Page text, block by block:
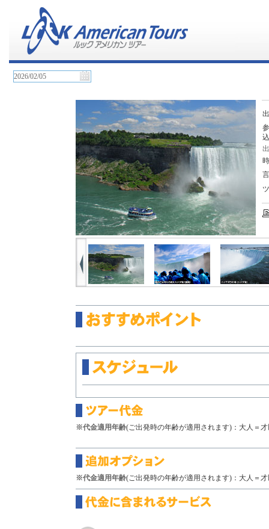
※代金適用年齢(ご出発時の年齢が適用されます)：大人＝
※代金適用年齢(ご出発時の年齢が適用されます)：大人＝